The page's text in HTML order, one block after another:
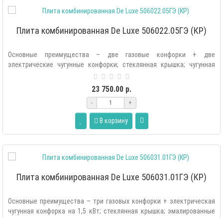
Плита комбинированная De Luxe 506022.05ГЭ (КР)
Основные преимущества – две газовые конфорки + две
электрические чугунные конфорки; стеклянная крышка; чугунная
23 750.00 р.
- +
В корзину
Плита комбинированная De Luxe 506031.01ГЭ (КР)
Основные преимущества – три газовых конфорки + электрическая
чугунная конфорка на 1,5 кВт; стеклянная крышка; эмалированные